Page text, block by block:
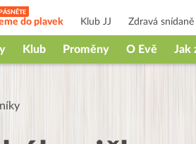
do plavek Klub JJ Zdravá snídaně
Klub Proměny O Evě Jak